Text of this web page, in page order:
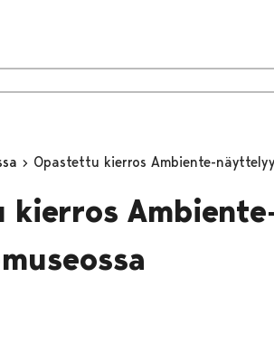
Opastettu kierros Ambiente-
kierros